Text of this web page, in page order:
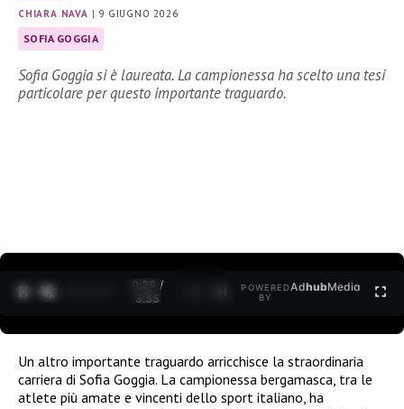
CHIARA NAVA | 9 GIUGNO 2026
SOFIA GOGGIA
Sofia Goggia si è laureata. La campionessa ha scelto una tesi
particolare per questo importante traguardo.
0:30 /
3:35
POWERED
BY
AdhubMedia
Un altro importante traguardo arricchisce la straordinaria
carriera di Sofia Goggia. La campionessa bergamasca, tra le
atlete più amate e vincenti dello sport italiano, ha